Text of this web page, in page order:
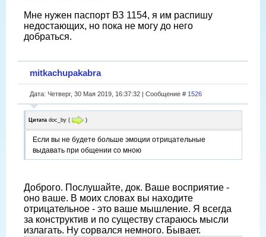
Мне нужен паспорт ВЗ 1154, я им распишу
недостающих, но пока не могу до него
добраться.
mitkachupakabra
Дата: Четверг, 30 Мая 2019, 16:37:32 | Сообщение # 1526
Цитата doc_by ( )
Если вы не будете больше эмоции отрицательные
выдавать при общении со мною
Доброго. Послушайте, док. Ваше восприятие -
оно ваше. В моих словах вы находите
отрицательное - это ваше мышление. Я всегда
за конструктив и по существу стараюсь мысли
излагать. Ну сорвался немного. Бывает.